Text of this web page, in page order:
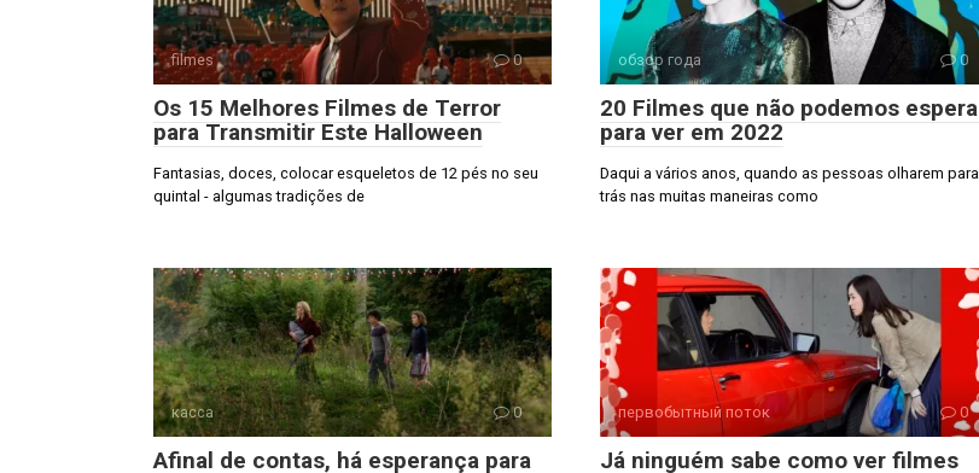
filmes 0
Os 15 Melhores Filmes de Terror
para Transmitir Este Halloween
Fantasias, doces, colocar esqueletos de 12 pés no seu
quintal - algumas tradições de
обзор года 0
20 Filmes que não podemos
para ver em 2022
Daqui a vários anos, quando as pessoas olharem para
trás nas muitas maneiras como
касса 0
Afinal de contas, há esperança para
первобытный поток 0
Já ninguém sabe como ver filmes